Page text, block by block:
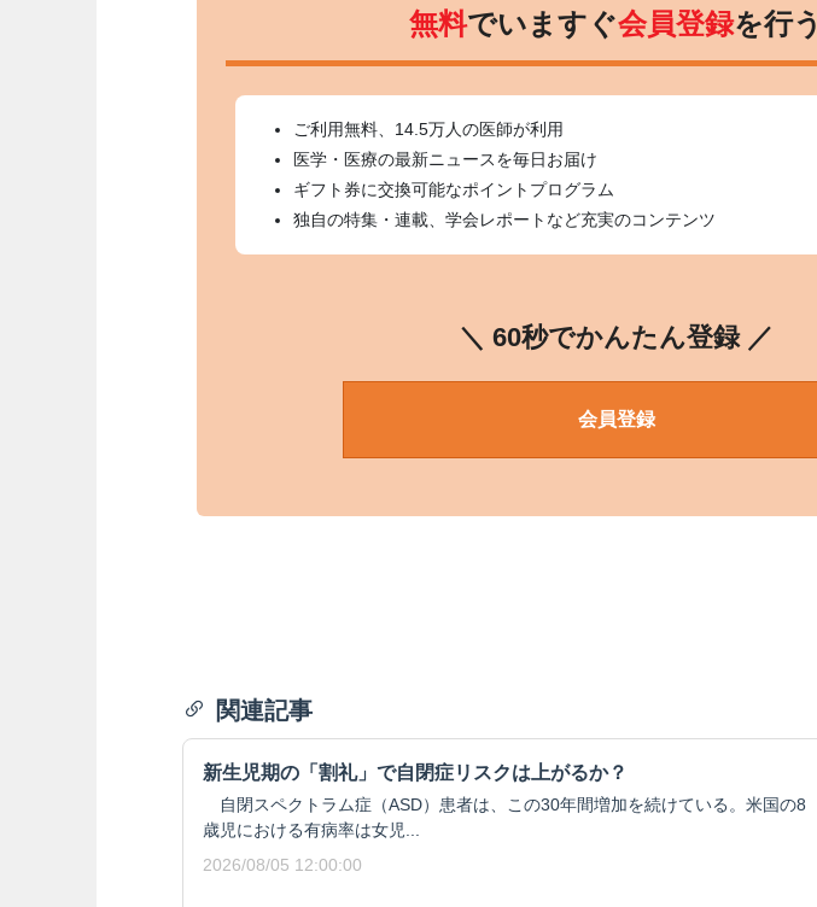
無料でいますぐ会員登録を行う
ご利用無料、14.5万人の医師が利用
医学・医療の最新ニュースを毎日お届け
ギフト券に交換可能なポイントプログラム
独自の特集・連載、学会レポートなど充実のコンテンツ
＼ 60秒でかんたん登録 ／
会員登録
関連記事
新生児期の「割礼」で自閉症リスクは上がるか？
自閉スペクトラム症（ASD）患者は、この30年間増加を続けている。米国の8
歳児における有病率は女児...
2026/08/05 12:00:00